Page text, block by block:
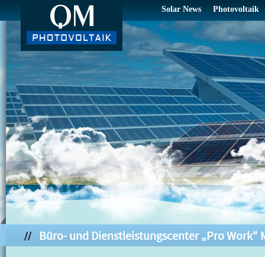
Solar News Photovoltaik
// Büro- und Dienstleistungscenter „Pro Work“